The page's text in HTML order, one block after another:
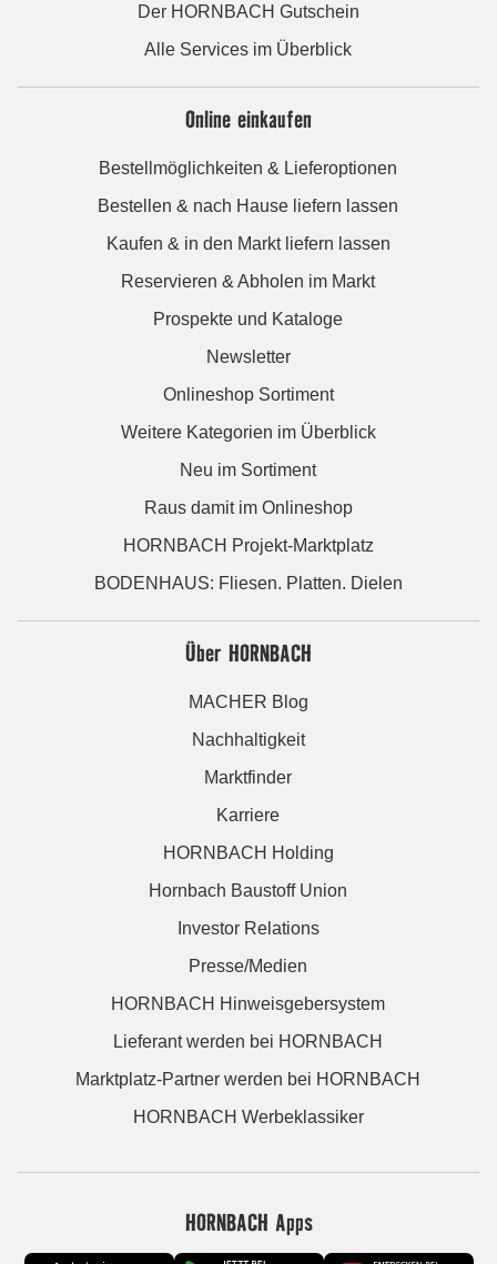
Der HORNBACH Gutschein
Alle Services im Überblick
Online einkaufen
Bestellmöglichkeiten & Lieferoptionen
Bestellen & nach Hause liefern lassen
Kaufen & in den Markt liefern lassen
Reservieren & Abholen im Markt
Prospekte und Kataloge
Newsletter
Onlineshop Sortiment
Weitere Kategorien im Überblick
Neu im Sortiment
Raus damit im Onlineshop
HORNBACH Projekt-Marktplatz
BODENHAUS: Fliesen. Platten. Dielen
Über HORNBACH
MACHER Blog
Nachhaltigkeit
Marktfinder
Karriere
HORNBACH Holding
Hornbach Baustoff Union
Investor Relations
Presse/Medien
HORNBACH Hinweisgebersystem
Lieferant werden bei HORNBACH
Marktplatz-Partner werden bei HORNBACH
HORNBACH Werbeklassiker
HORNBACH Apps